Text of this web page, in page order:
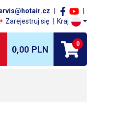
Zarejestruj się Kraj
0,00 PLN
0